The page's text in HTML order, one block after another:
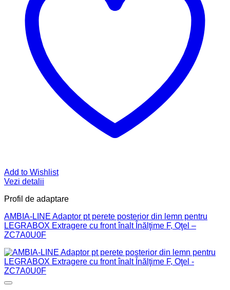
Add to Wishlist
Vezi detalii
Profil de adaptare
AMBIA-LINE Adaptor pt perete posterior din lemn pentru
LEGRABOX Extragere cu front înalt Înălţime F, Oţel –
ZC7A0U0F